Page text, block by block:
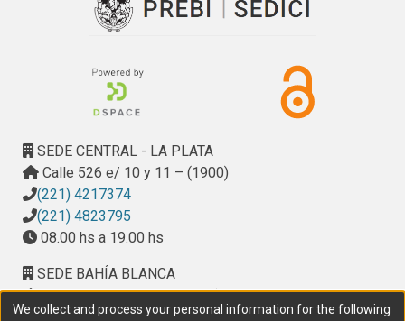
SEDE CENTRAL - LA PLATA
Calle 526 e/ 10 y 11 – (1900)
(221) 4217374
(221) 4823795
08.00 hs a 19.00 hs
SEDE BAHÍA BLANCA
Calle Ciudad de Cali 320 – (8000). Universidad
Provincial del Sudoeste (UPSO)
We collect and process your personal information for the following